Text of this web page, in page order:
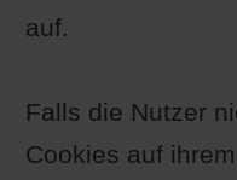
auf.
Falls die Nutzer
Cookies auf